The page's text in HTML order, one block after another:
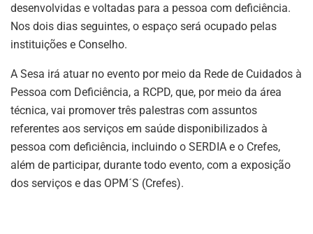
desenvolvidas e voltadas para a pessoa com deficiência.
Nos dois dias seguintes, o espaço será ocupado pelas
instituições e Conselho.
A Sesa irá atuar no evento por meio da Rede de Cuidados à
Pessoa com Deficiência, a RCPD, que, por meio da área
técnica, vai promover três palestras com assuntos
referentes aos serviços em saúde disponibilizados à
pessoa com deficiência, incluindo o SERDIA e o Crefes,
além de participar, durante todo evento, com a exposição
dos serviços e das OPM´S (Crefes).